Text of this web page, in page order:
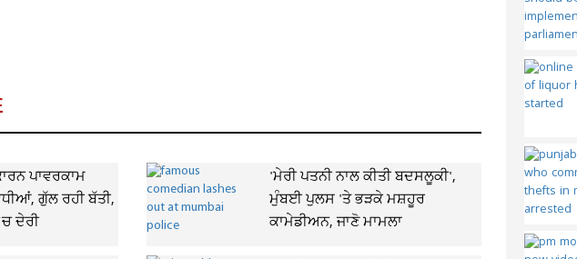
ਪਾਵਰਕਾਮ
ਗੁੱਲ ਰਹੀ ਬੱਤੀ,
ਦੇਰੀ
'ਮੇਰੀ ਪਤਨੀ ਨਾਲ ਕੀਤੀ ਬਦਸਲੂਕੀ',
ਮੁੰਬਈ ਪੁਲਸ 'ਤੇ ਭੜਕੇ ਮਸ਼ਹੂਰ
ਕਾਮੇਡੀਅਨ, ਜਾਣੋ ਮਾਮਲਾ